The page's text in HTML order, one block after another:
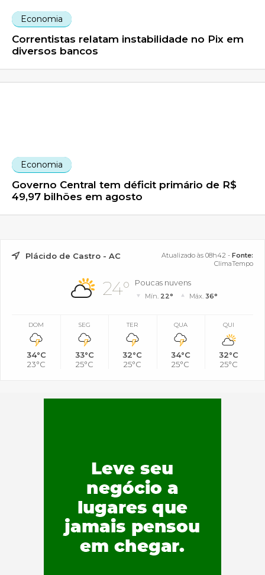
Economia
Correntistas relatam instabilidade no Pix em
diversos bancos
Economia
Governo Central tem déficit primário de R$
49,97 bilhões em agosto
Plácido de Castro - AC Atualizado às 08h42 - Fonte:
ClimaTempo
24° Poucas nuvens
Mín. 22° Máx. 36°
DOM
34°C
23°C
SEG
33°C
25°C
TER
32°C
25°C
QUA
34°C
25°C
QUI
32°C
25°C